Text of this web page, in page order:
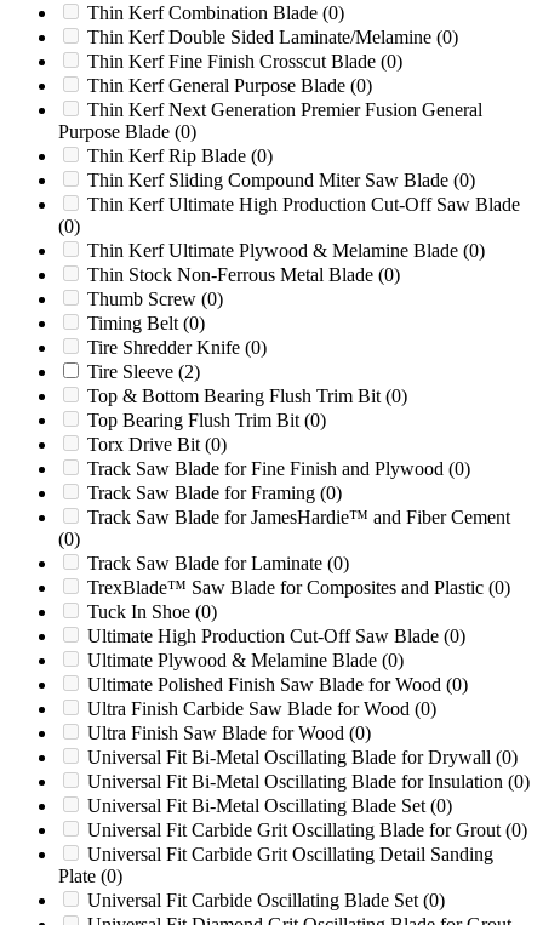
SP7015(0)
SP7015 TRX(0)
SP7015TRX(0)
SP7500(0)
SP8018(0)
SP8018 TRX
SP8018TRX(0)
Starlinger (0)
Sweed SG1840AE(0)
Tria 150/80(0)
Tria 46-25 (0)
Triple S 48(0)
TSG50(0)
VAZ1300MFF(0)
Vecoplan(0)
Vecoplan VAZ1300MFF(0)
WC17(0)
WC19(0)
Weima WL / WLK(0)
WG24(0)
WG28(0)
WO1442(0)
WO1456(0)
Woodchuck Model Hyroller 1200
Wortex HD2028(0)
Wortex HD2056(0)
Wortex LC28(0)
Wortex LC56(0)
Wortex MC28(0)
Wortex MC56(0)
X1000(0)
X1400(0)
Zerma 600/800(0)
Zerma GSH800(0)
Show more
Thin Kerf Combination Blade (0)
Thin Kerf Double Sided Laminate/Melamine (0)
Thin Kerf Fine Finish Crosscut Blade (0)
Thin Kerf General Purpose Blade (0)
Thin Kerf Next Generation Premier Fusion General
Purpose Blade (0)
Thin Kerf Rip Blade (0)
Thin Kerf Sliding Compound Miter Saw Blade (0)
Thin Kerf Ultimate High Production Cut-Off Saw Blade
(0)
Thin Kerf Ultimate Plywood & Melamine Blade (0)
Thin Stock Non-Ferrous Metal Blade (0)
Thumb Screw (0)
Timing Belt (0)
Tire Shredder Knife (0)
Tire Sleeve (2)
Top & Bottom Bearing Flush Trim Bit (0)
Top Bearing Flush Trim Bit (0)
Torx Drive Bit (0)
Track Saw Blade for Fine Finish and Plywood (0)
Track Saw Blade for Framing (0)
Track Saw Blade for JamesHardie™ and Fiber Cement
(0)
Track Saw Blade for Laminate (0)
TrexBlade™ Saw Blade for Composites and Plastic (0)
Tuck In Shoe (0)
Ultimate High Production Cut-Off Saw Blade (0)
Ultimate Plywood & Melamine Blade (0)
Ultimate Polished Finish Saw Blade for Wood (0)
Ultra Finish Carbide Saw Blade for Wood (0)
Ultra Finish Saw Blade for Wood (0)
Universal Fit Bi-Metal Oscillating Blade for Drywall (0)
Universal Fit Bi-Metal Oscillating Blade for Insulation (0)
Universal Fit Bi-Metal Oscillating Blade Set (0)
Universal Fit Carbide Grit Oscillating Blade for Grout (0)
Universal Fit Carbide Grit Oscillating Detail Sanding
Plate (0)
Universal Fit Carbide Oscillating Blade Set (0)